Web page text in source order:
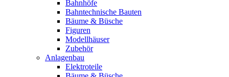
Bahnhöfe
Bahntechnische Bauten
Bäume & Büsche
Figuren
Modellhäuser
Zubehör
Anlagenbau
Elektroteile